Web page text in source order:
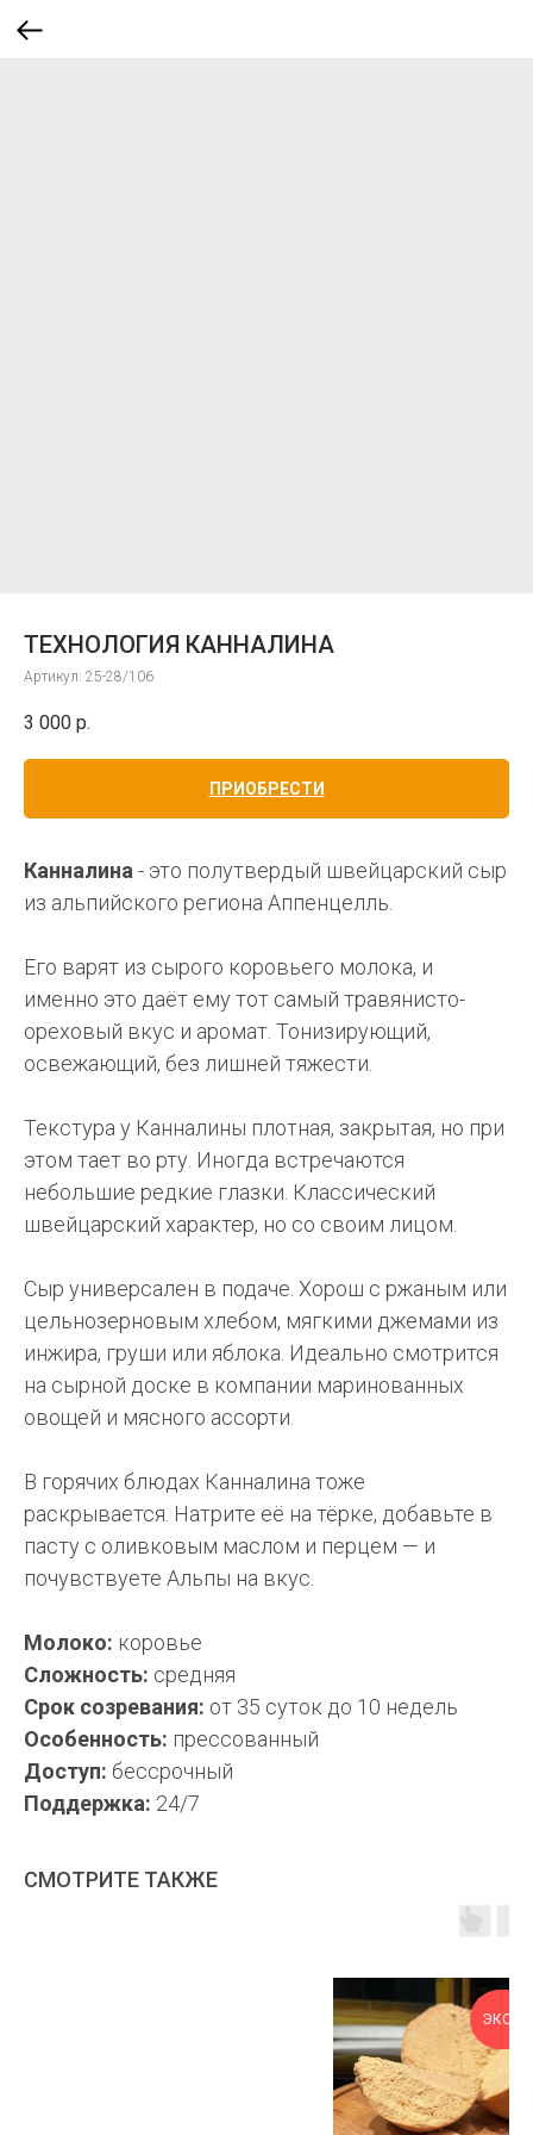
ТЕХНОЛОГИЯ КАННАЛИНА
Артикул: 25-28/106
3 000 р.
ПРИОБРЕСТИ
Канналина- это полутвердый швейцарский сыр
из альпийского региона Аппенцелль.
Его варят из сырого коровьего молока, и
именно это даёт ему тот самый травянисто-
ореховый вкус и аромат. Тонизирующий,
освежающий, без лишней тяжести.
Текстура у Канналины плотная, закрытая, но при
этом тает во рту. Иногда встречаются
небольшие редкие глазки. Классический
швейцарский характер, но со своим лицом.
Сыр универсален в подаче. Хорош с ржаным или
цельнозерновым хлебом, мягкими джемами из
инжира, груши или яблока. Идеально смотрится
на сырной доске в компании маринованных
овощей и мясного ассорти.
В горячих блюдах Канналина тоже
раскрывается. Натрите её на тёрке, добавьте в
пасту с оливковым маслом и перцем — и
почувствуете Альпы на вкус.
Молоко: коровье
Сложность: средняя
Срок созревания: от 35 суток до 10 недель
Особенность: прессованный
Доступ: бессрочный
Поддержка: 24/7
СМОТРИТЕ ТАКЖЕ